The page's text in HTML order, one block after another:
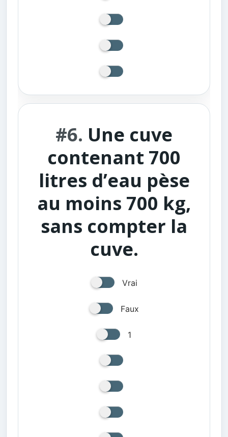
#6. Une cuve
contenant 700
litres d’eau pèse
au moins 700 kg,
sans compter la
cuve.
Vrai
Faux
1